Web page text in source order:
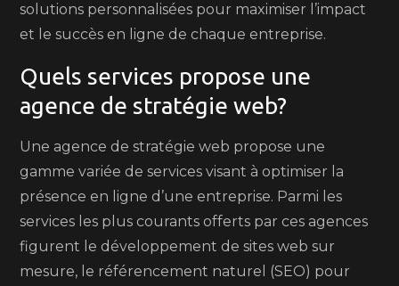
solutions personnalisées pour maximiser l’impact
et le succès en ligne de chaque entreprise.
Quels services propose une
agence de stratégie web?
Une agence de stratégie web propose une
gamme variée de services visant à optimiser la
présence en ligne d’une entreprise. Parmi les
services les plus courants offerts par ces agences
figurent le développement de sites web sur
mesure, le référencement naturel (SEO) pour